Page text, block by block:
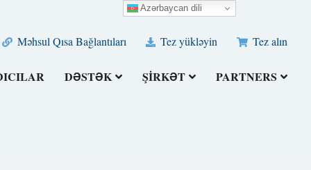
Məhsul Qısa Bağlantıları Tez yükləyin Tez alın
DƏSTƏK ŞIRKƏT PARTNERS
Azərbaycan dili